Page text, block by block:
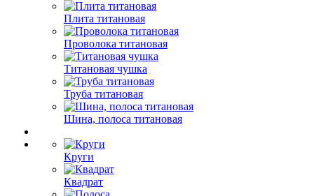
Плита титановая
Проволока титановая
Титановая чушка
Труба титановая
Шина, полоса титановая
Круги
Квадрат